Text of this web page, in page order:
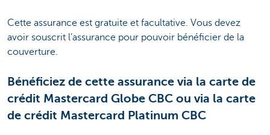
Cette assurance est gratuite et facultative. Vous devez
avoir souscrit l’assurance pour pouvoir bénéficier de la
couverture.
Bénéficiez de cette assurance via la carte de
crédit Mastercard Globe CBC ou via la carte
de crédit Mastercard Platinum CBC